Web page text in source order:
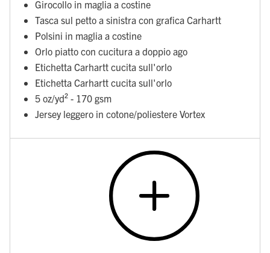
Girocollo in maglia a costine
Tasca sul petto a sinistra con grafica Carhartt
Polsini in maglia a costine
Orlo piatto con cucitura a doppio ago
Etichetta Carhartt cucita sull'orlo
Etichetta Carhartt cucita sull'orlo
5 oz/yd² - 170 gsm
Jersey leggero in cotone/poliestere Vortex